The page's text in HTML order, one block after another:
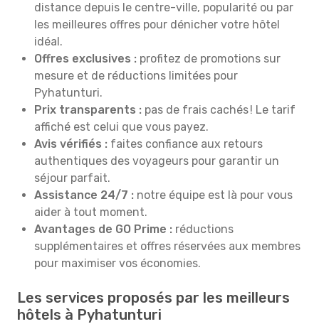
distance depuis le centre-ville, popularité ou par
les meilleures offres pour dénicher votre hôtel
idéal.
Offres exclusives : profitez de promotions sur
mesure et de réductions limitées pour
Pyhatunturi.
Prix transparents : pas de frais cachés ! Le tarif
affiché est celui que vous payez.
Avis vérifiés : faites confiance aux retours
authentiques des voyageurs pour garantir un
séjour parfait.
Assistance 24/7 : notre équipe est là pour vous
aider à tout moment.
Avantages de GO Prime : réductions
supplémentaires et offres réservées aux membres
pour maximiser vos économies.
Les services proposés par les meilleurs
hôtels à Pyhatunturi